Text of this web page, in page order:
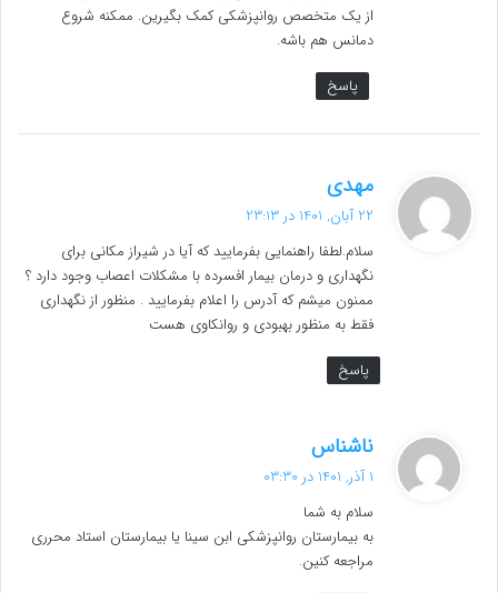
از یک متخصص روانپزشکی کمک بگیرین. ممکنه شروع
دمانس هم باشه.
پاسخ
مهدی
ف
:
22 آبان, 1401 در 23:13
سلام.لطفا راهنمایی بفرمایید که آیا در شیراز مکانی برای
نگهداری و درمان بیمار افسرده با مشکلات اعصاب وجود دارد ؟
ممنون میشم که آدرس را اعلام بفرمایید . منظور از نگهداری
فقط به منظور بهبودی و روانکاوی هست
پاسخ
ناشناس
ت
:
1 آذر, 1401 در 03:30
سلام به شما
به بیمارستان روانپزشکی ابن سینا یا بیمارستان استاد محرری
مراجعه کنین.